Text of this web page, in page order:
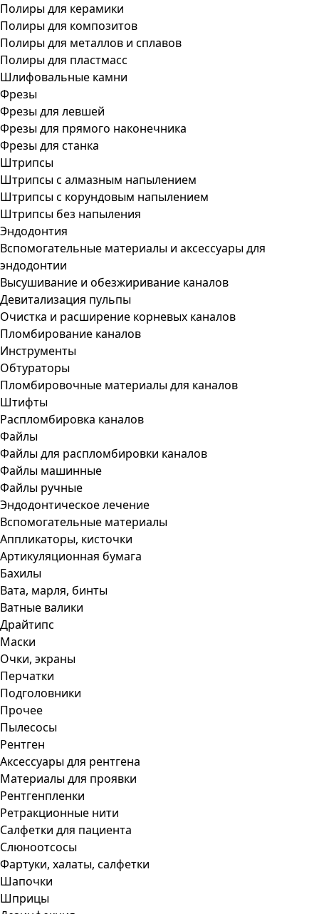
Полиры для керамики
Полиры для композитов
Полиры для металлов и сплавов
Полиры для пластмасс
Шлифовальные камни
Фрезы
Фрезы для левшей
Фрезы для прямого наконечника
Фрезы для станка
Штрипсы
Штрипсы c алмазным напылением
Штрипсы c корундовым напылением
Штрипсы без напыления
Эндодонтия
Вспомогательные материалы и аксессуары для
эндодонтии
Высушивание и обезжиривание каналов
Девитализация пульпы
Очистка и расширение корневых каналов
Пломбирование каналов
Инструменты
Обтураторы
Пломбировочные материалы для каналов
Штифты
Распломбировка каналов
Файлы
Файлы для распломбировки каналов
Файлы машинные
Файлы ручные
Эндодонтическое лечение
Вспомогательные материалы
Аппликаторы, кисточки
Артикуляционная бумага
Бахилы
Вата, марля, бинты
Ватные валики
Драйтипс
Маски
Очки, экраны
Перчатки
Подголовники
Прочее
Пылесосы
Рентген
Аксессуары для рентгена
Материалы для проявки
Рентгенпленки
Ретракционные нити
Салфетки для пациента
Слюноотсосы
Фартуки, халаты, салфетки
Шапочки
Шприцы